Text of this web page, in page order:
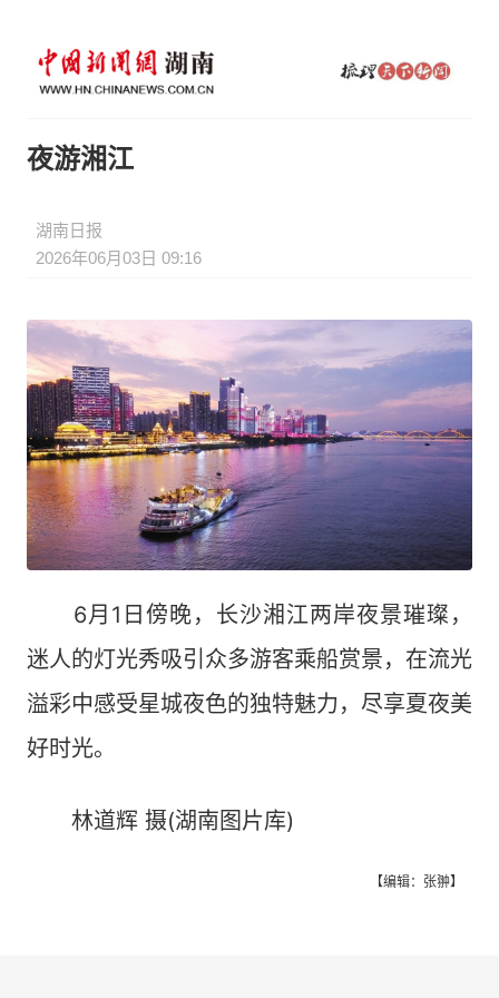
夜游湘江
湖南日报
2026年06月03日 09:16
6月1日傍晚，长沙湘江两岸夜景璀璨，
迷人的灯光秀吸引众多游客乘船赏景，在流光
溢彩中感受星城夜色的独特魅力，尽享夏夜美
好时光。
林道辉 摄(湖南图片库)
【编辑：张翀】